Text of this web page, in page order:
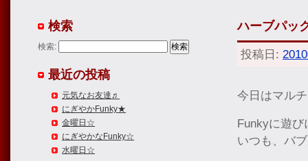
ハーブパッ
投稿日:
今日はマル
Funkyに遊
いつも、バ
検索
検索:
最近の投稿
元気なお友達♬
にぎやかFunky★
金曜日☆
にぎやかなFunky☆
水曜日☆